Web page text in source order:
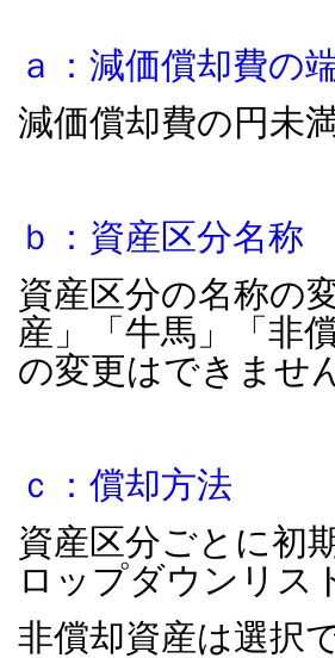
ａ：減価償却費の
減価償却費の円未
ｂ：資産区分名称
資産区分の名称の
産」「牛馬」「非
の変更はできませ
ｃ：償却方法
資産区分ごとに初
ロップダウンリス
非償却資産は選択